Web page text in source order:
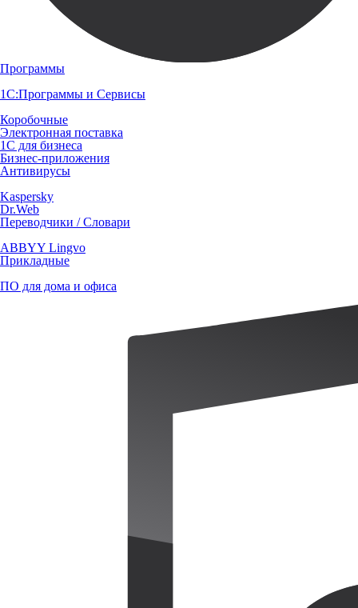
Программы
1С:Программы и Сервисы
Коробочные
Электронная поставка
1С для бизнеса
Бизнес-приложения
Антивирусы
Kaspersky
Dr.Web
Переводчики / Словари
ABBYY Lingvo
Прикладные
ПО для дома и офиса